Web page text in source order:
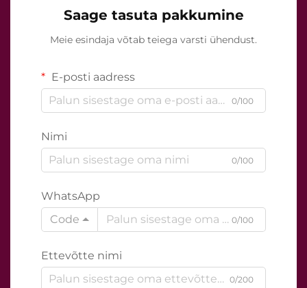
Saage tasuta pakkumine
Meie esindaja võtab teiega varsti ühendust.
E-posti aadress
0/100
Nimi
0/100
WhatsApp
Code
0/100
Ettevõtte nimi
0/200